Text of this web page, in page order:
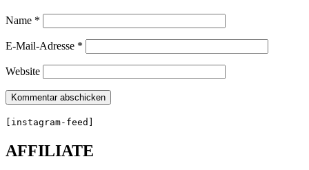
Name *
E-Mail-Adresse *
Website
[instagram-feed]
AFFILIATE